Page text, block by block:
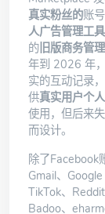
真实粉丝的账
人广告管理工
的 旧版商务管
年到 2026 年
实的互动记录
供真实用户个
使用，但后来
而设计。
除了Facebook
Gmail、
TikTok、
Badoo、